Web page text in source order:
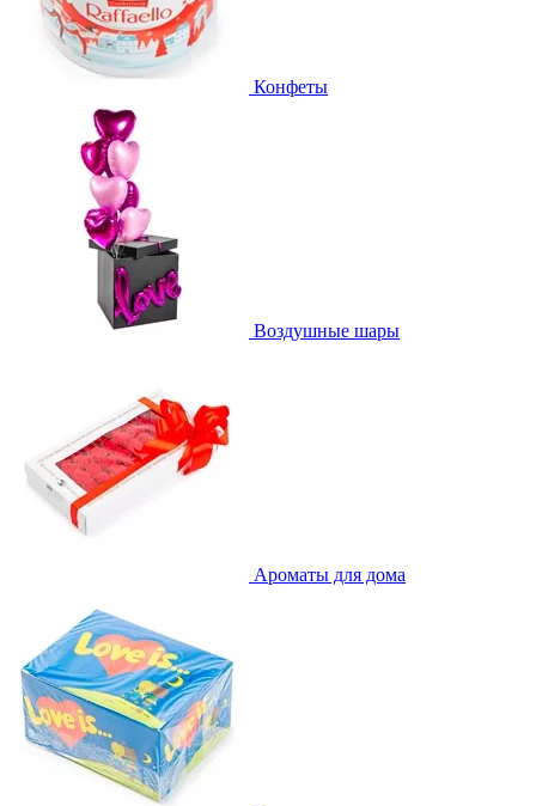
Конфеты
Воздушные шары
Ароматы для дома